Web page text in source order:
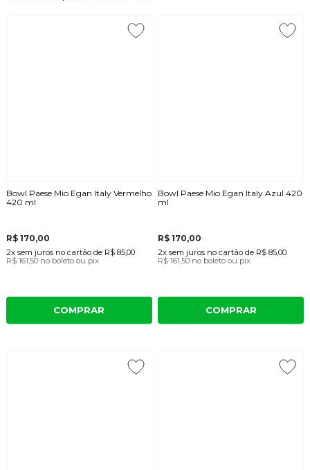
Bowl Paese Mio Egan Italy Vermelho
420 ml
R$ 170,00
2x sem juros no cartãode R$ 85,00
R$ 161,50 no boleto ou pix
COMPRAR
Bowl Paese Mio Egan Italy Azul 420
ml
R$ 170,00
2x sem juros no cartão de R$ 85,00
R$ 161,50 no boleto ou pix
COMPRAR